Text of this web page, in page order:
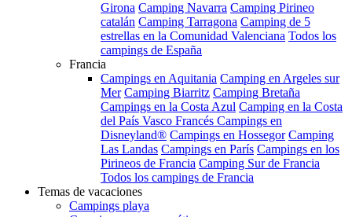
Girona Camping Navarra Camping Pirineo
catalán Camping Tarragona Camping de 5
estrellas en la Comunidad Valenciana Todos los
campings de España
Francia
Campings en Aquitania Camping en Argeles sur
Mer Camping Biarritz Camping Bretaña
Campings en la Costa Azul Camping en la Costa
del País Vasco Francés Campings en
Disneyland® Campings en Hossegor Camping
Las Landas Campings en París Campings en los
Pirineos de Francia Camping Sur de Francia
Todos los campings de Francia
Temas de vacaciones
Campings playa